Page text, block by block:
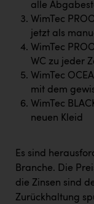
Kärcher
Karin Liedl
KEBA
KIWI
KLIPP Frisör
Kleider Bauer
Maximarkt
Oldtimer
alle
WimTec
jetzt als
WimTec
WC zu jeder
WimTec
mit dem
WimTec
neuen Kleid
Es sind
Branche. Die
die Zinsen sind
Zurückhaltung